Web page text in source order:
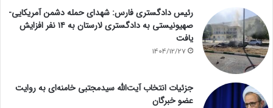
رئیس دادگستری فارس: شهدای حمله دشمن آمریکایی-
صهیونیستی به دادگستری لارستان به ۱۴ نفر افزایش
یافت
1404/12/27
جزئیات انتخاب آیت‌الله سیدمجتبی خامنه‌ای به روایت
عضو خبرگان